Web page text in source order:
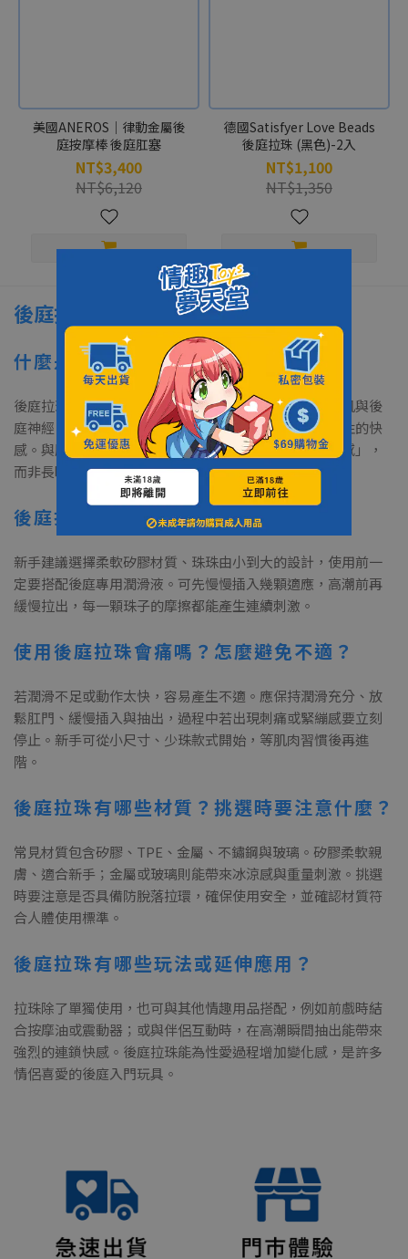
美國ANEROS｜律動金屬後
庭按摩棒 後庭肛塞
NT$3,400
NT$6,120
德國Satisfyer Love Beads
後庭拉珠 (黑色)-2入
NT$1,100
NT$1,350
後庭拉珠常見問題
什麼是後庭拉珠？和肛塞有什麼不同？
後庭拉珠是一種串珠狀的情趣用品，用來刺激肛門括約肌與後
庭神經，珠珠大小由細到粗排列，能在抽離時帶來節奏性的快
感。與肛塞不同的是，拉珠設計著重「進出過程的變化感」，
而非長時間佩戴。
後庭拉珠該怎麼使用？新手可以嗎？
新手建議選擇柔軟矽膠材質、珠珠由小到大的設計，使用前一
定要搭配後庭專用潤滑液。可先慢慢插入幾顆適應，高潮前再
緩慢拉出，每一顆珠子的摩擦都能產生連續刺激。
使用後庭拉珠會痛嗎？怎麼避免不適？
若潤滑不足或動作太快，容易產生不適。應保持潤滑充分、放
鬆肛門、緩慢插入與抽出，過程中若出現刺痛或緊繃感要立刻
停止。新手可從小尺寸、少珠款式開始，等肌肉習慣後再進
階。
後庭拉珠有哪些材質？挑選時要注意什麼？
常見材質包含矽膠、TPE、金屬、不鏽鋼與玻璃。矽膠柔軟親
膚、適合新手；金屬或玻璃則能帶來冰涼感與重量刺激。挑選
時要注意是否具備防脫落拉環，確保使用安全，並確認材質符
合人體使用標準。
後庭拉珠有哪些玩法或延伸應用？
拉珠除了單獨使用，也可與其他情趣用品搭配，例如前戲時結
合按摩油或震動器；或與伴侶互動時，在高潮瞬間抽出能帶來
強烈的連鎖快感。後庭拉珠能為性愛過程增加變化感，是許多
情侶喜愛的後庭入門玩具。